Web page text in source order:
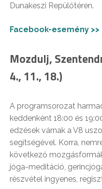
Dunakeszi Repülőtéren.
Facebook-esemény >>
Mozdulj,
4., 11., 18.)
A programsorozat
keddenként 18:00 és
edzések várnak a V8
segítségével. Korra,
következő
jóga-meditáció,
részvétel ingyenes,